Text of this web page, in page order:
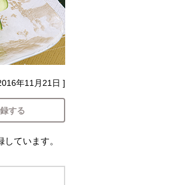
年11月21日 ]
する
ています。